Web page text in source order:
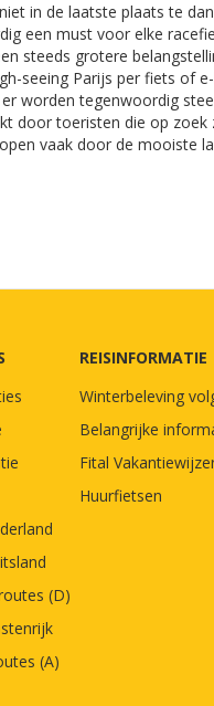
in de laatste plaats te
een must voor elke
steeds grotere
seeing Parijs per fiets of
worden tegenwoordig
door toeristen die op
vaak door de mooiste
(D)
(A)
REISINFORMATIE
Winterbeleving
Belangrijke
Fital
Huurfietsen